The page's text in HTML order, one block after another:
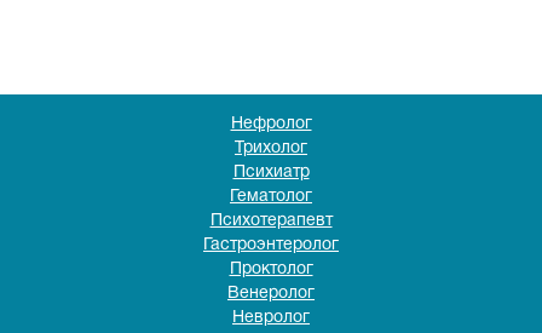
Нефролог
Трихолог
Психиатр
Гематолог
Психотерапевт
Гастроэнтеролог
Проктолог
Венеролог
Невролог